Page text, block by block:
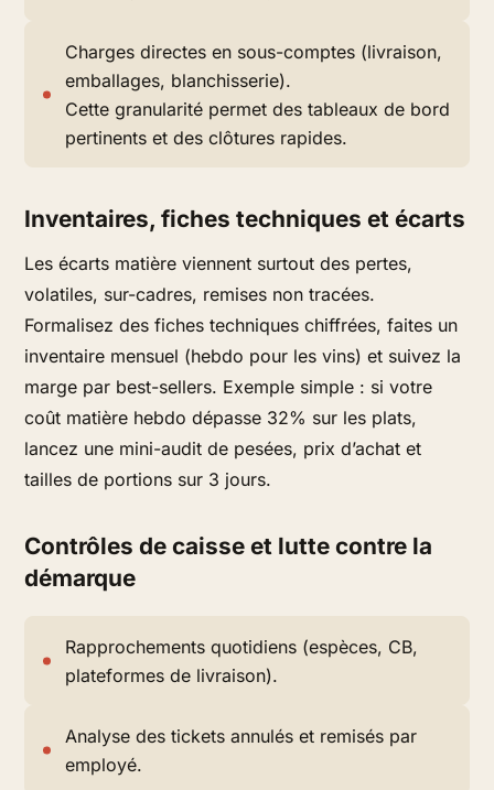
Charges directes en sous-comptes (livraison,
emballages, blanchisserie).
Cette granularité permet des tableaux de bord
pertinents et des clôtures rapides.
Inventaires, fiches techniques et écarts
Les écarts matière viennent surtout des pertes,
volatiles, sur-cadres, remises non tracées.
Formalisez des fiches techniques chiffrées, faites un
inventaire mensuel (hebdo pour les vins) et suivez la
marge par best-sellers. Exemple simple : si votre
coût matière hebdo dépasse 32% sur les plats,
lancez une mini-audit de pesées, prix d’achat et
tailles de portions sur 3 jours.
Contrôles de caisse et lutte contre la
démarque
Rapprochements quotidiens (espèces, CB,
plateformes de livraison).
Analyse des tickets annulés et remisés par
employé.